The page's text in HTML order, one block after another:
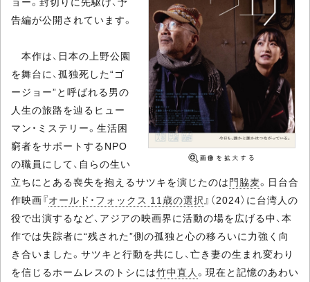
告編が公開されています。
本作は、日本の上野公園
を舞台に、孤独死した“ゴ
ージョー”と呼ばれる男の
人生の旅路を辿るヒュー
マン・ミステリー。生活困
窮者をサポートするNPO
の職員にして、自らの生い
立ちにとある喪失を抱えるサツキを演じたのは門脇麦。日台合
作映画『オールド・フォックス 11歳の選択』（2024）に台湾人の
役で出演するなど、アジアの映画界に活動の場を広げる中、本
作では失踪者に“残された”側の孤独と心の移ろいに力強く向
き合いました。サツキと行動を共にし、亡き妻の生まれ変わり
を信じるホームレスのトシには竹中直人。現在と記憶のあわい